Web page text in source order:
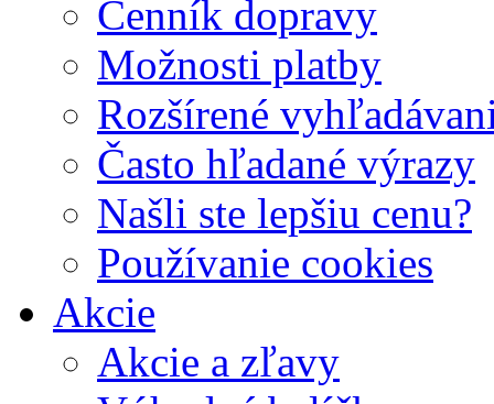
Cenník dopravy
Možnosti platby
Rozšírené
Často hľadané výrazy
Našli ste lepšiu cenu?
Používanie cookies
Akcie
Akcie a zľavy